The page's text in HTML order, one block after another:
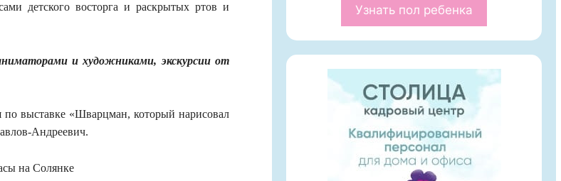
детского восторга и раскрытых ртов и
и художниками, экскурсии от
по выставке «Шварцман, который нарисовал
Андреевич.
Узнать пол ребенка